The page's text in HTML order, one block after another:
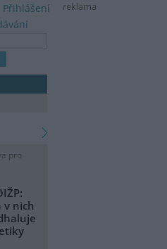
reklama
Přihlášení
pro
v nich